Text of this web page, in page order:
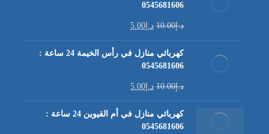
0545681606
د.إ10.00 د.إ 5.00
كهربائي منازل في رأس الخيمة 24 ساعة :
0545681606
د.إ10.00 د.إ 5.00
كهربائي منازل في أم القيوين 24 ساعة :
0545681606